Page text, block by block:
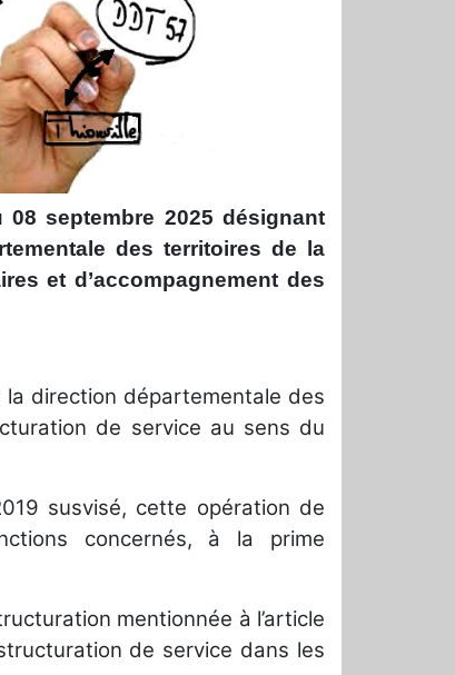
septembre 2025 désignant
des territoires de la
et d’accompagnement des
la direction départementale des
de service au sens du
susvisé, cette opération de
concernés, à la prime
mentionnée à l’article
de service dans les